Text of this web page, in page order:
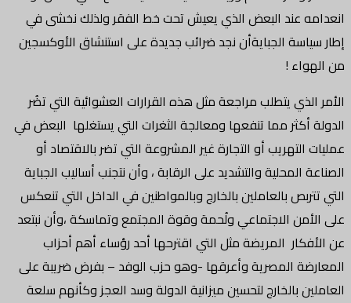
انعدامه عند البعض الذي يعيش تحت خط الفقر ولذلك نخشى في
إطار سياسة الجبايةأن نجد ضرائب جديدة على استنشاق الأوكسجين
من الهواء !
الأمر الذي يتطلب مراجعة مثل هذه القرارات العشوائية التي تضُر
الدولة أكثر مما تنفعها ومعالجة الثغرات التي يستغلها البعض في
عمليات التهريب أو التجارة غير المشروعة التي تضر بالاقتصاد أو
الصناعة المحلية والتشديد على الرقابة ، وأن نتجنب أساليب الجباية
التي تتربص بالعاملين بالخارج وبالمواطنين في الداخل التي تنعكس
على الأمن الاجتماعي ولُحمة وقوة المجتمع وتماسكة ،وأن نبتعد
عن الأفكار المريضة مثل التي اقترحها أحد رؤساء أهم أحزاب
المعارضة المصرية وأعرقها -وهو حزب الوفد – بفرض ضريبة على
العاملين بالخارج لتحسين ميزانية الدولة وسد العجز وكأنهم سلعة